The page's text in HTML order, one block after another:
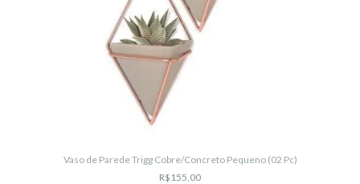
Vaso de Parede Trigg Cobre/Concreto Pequeno (02 Pc)
R$155,00